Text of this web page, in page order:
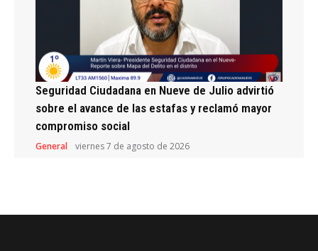
Seguridad Ciudadana en Nueve de Julio advirtió
sobre el avance de las estafas y reclamó mayor
compromiso social
General viernes 7 de agosto de 2026